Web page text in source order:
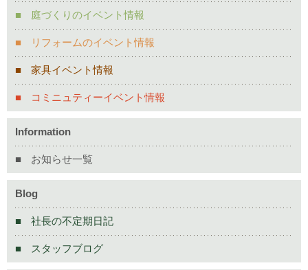
庭づくりのイベント情報
リフォームのイベント情報
家具イベント情報
コミニュティーイベント情報
Information
お知らせ一覧
Blog
社長の不定期日記
スタッフブログ